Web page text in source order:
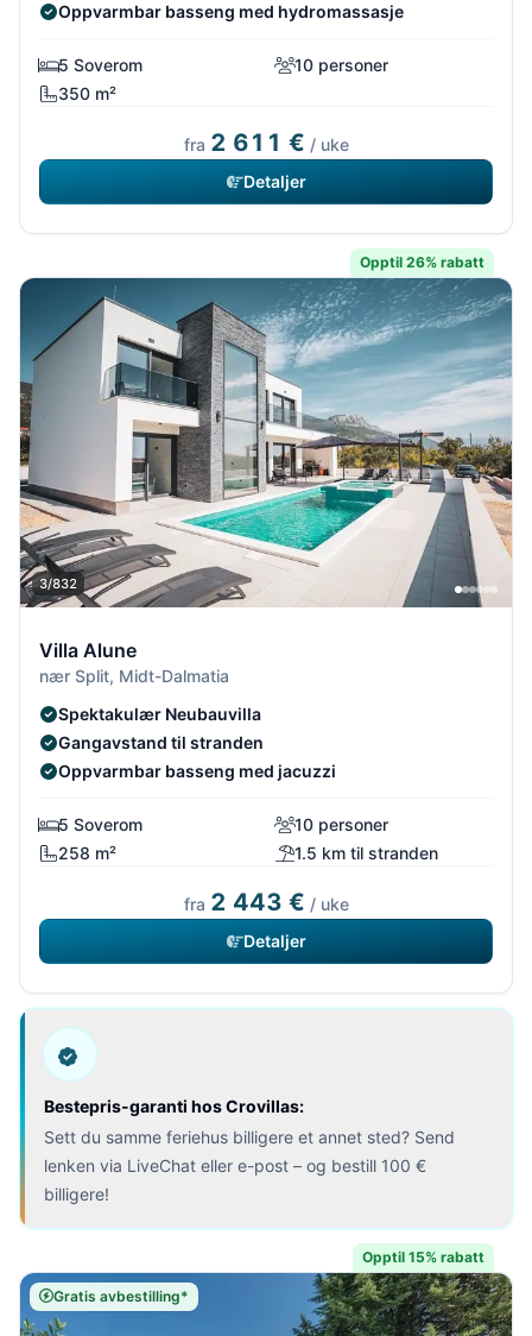
Oppvarmbar basseng med hydromassasje
5 Soverom
10 personer
350 m²
fra 2 611 € / uke
Detaljer
Opptil 26% rabatt
3/832
Villa Alune
nær Split, Midt-Dalmatia
Spektakulær Neubauvilla
Gangavstand til stranden
Oppvarmbar basseng med jacuzzi
5 Soverom
10 personer
258 m²
1.5 km til stranden
fra 2 443 € / uke
Detaljer
Bestepris-garanti hos Crovillas:
Sett du samme feriehus billigere et annet sted? Send
lenken via LiveChat eller e-post – og bestill 100 €
billigere!
Opptil 15% rabatt
Gratis avbestilling*